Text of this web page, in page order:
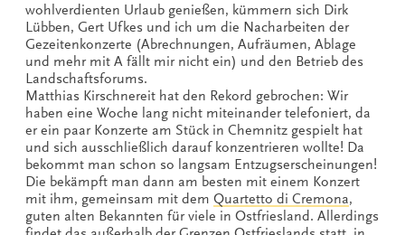
wohlverdienten Urlaub genießen, kümmern sich Dirk
Lübben, Gert Ufkes und ich um die Nacharbeiten der
Gezeitenkonzerte (Abrechnungen, Aufräumen, Ablage
und mehr mit A fällt mir nicht ein) und den Betrieb des
Landschaftsforums.
Matthias Kirschnereit hat den Rekord gebrochen: Wir
haben eine Woche lang nicht miteinander telefoniert, da
er ein paar Konzerte am Stück in Chemnitz gespielt hat
und sich ausschließlich darauf konzentrieren wollte! Da
bekommt man schon so langsam Entzugserscheinungen!
Die bekämpft man dann am besten mit einem Konzert
mit ihm, gemeinsam mit dem Quartetto di Cremona,
guten alten Bekannten für viele in Ostfriesland. Allerdings